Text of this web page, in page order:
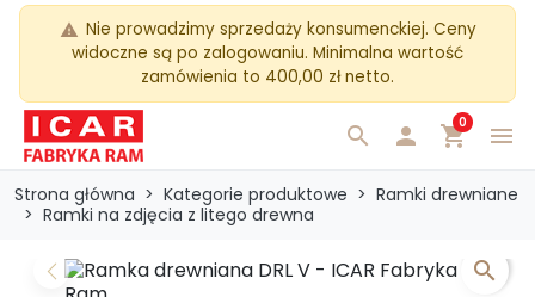
warning Nie prowadzimy sprzedaży konsumenckiej. Ceny
widoczne są po zalogowaniu. Minimalna wartość
zamówienia to 400,00 zł netto.
menu
search  shopping_cart
0
Strona główna Kategorie produktowe
Ramki drewniane
Ramki na zdjęcia z litego drewna
Previous Next
search